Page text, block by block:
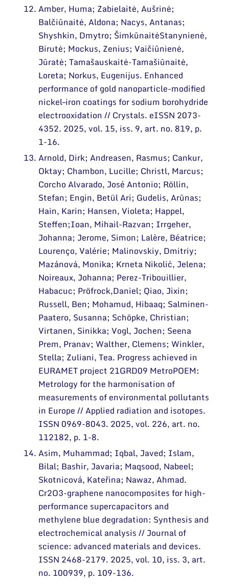
Amber, Huma; Zabielaitė, Aušrinė;
Balčiūnaitė, Aldona; Nacys, Antanas;
Shyshkin, Dmytro; ŠimkūnaitėStanynienė,
Birutė; Mockus, Zenius; Vaičiūnienė,
Jūratė; Tamašauskaitė-Tamašiūnaitė,
Loreta; Norkus, Eugenijus. Enhanced
performance of gold nanoparticle-modified
nickel–iron coatings for sodium borohydride
electrooxidation // Crystals. eISSN 2073-
4352. 2025, vol. 15, iss. 9, art. no. 819, p.
1-16.
Arnold, Dirk; Andreasen, Rasmus; Cankur,
Oktay; Chambon, Lucille; Christl, Marcus;
Corcho Alvarado, José Antonio; Röllin,
Stefan; Engin, Betül Ari; Gudelis, Arūnas;
Hain, Karin; Hansen, Violeta; Happel,
Steffen;Ioan, Mihail-Razvan; Irrgeher,
Johanna; Jerome, Simon; Lalère, Béatrice;
Lourenço, Valérie; Malinovskiy, Dmitriy;
Mazánová, Monika; Krneta Nikolić, Jelena;
Noireaux, Johanna; Perez-Tribouillier,
Habacuc; Pröfrock,Daniel; Qiao, Jixin;
Russell, Ben; Mohamud, Hibaaq; Salminen-
Paatero, Susanna; Schöpke, Christian;
Virtanen, Sinikka; Vogl, Jochen; Seena
Prem, Pranav; Walther, Clemens; Winkler,
Stella; Zuliani, Tea. Progress achieved in
EURAMET project 21GRD09 MetroPOEM:
Metrology for the harmonisation of
measurements of environmental pollutants
in Europe // Applied radiation and isotopes.
ISSN 0969-8043. 2025, vol. 226, art. no.
112182, p. 1-8.
Asim, Muhammad; Iqbal, Javed; Islam,
Bilal; Bashir, Javaria; Maqsood, Nabeel;
Skotnicová, Kateřina; Nawaz, Ahmad.
Cr2O3-graphene nanocomposites for high-
performance supercapacitors and
methylene blue degradation: Synthesis and
electrochemical analysis // Journal of
science: advanced materials and devices.
ISSN 2468-2179. 2025, vol. 10, iss. 3, art.
no. 100939, p. 109-136.